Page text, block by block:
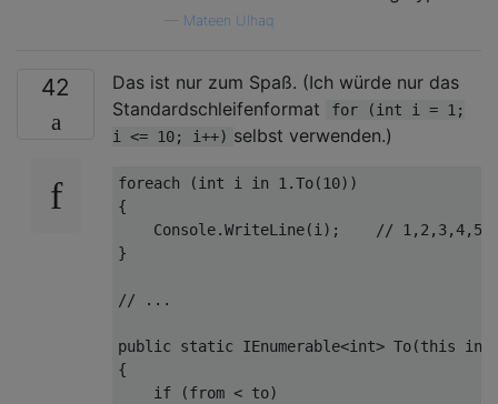
Mateen Ulhaq
42
Das ist nur zum Spaß. (Ich würde nur das
Standardschleifenformat
for (int i = 1;
i <= 10; i++) selbst verwenden.)
foreach (int i in 1.To(10))
{
    Console.WriteLine(i);
//
}
// ...
public static IEnumerable<int> To(this
int
{
if (from < to)